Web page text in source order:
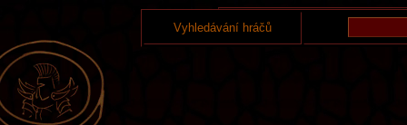
Vyhledávání hráčů